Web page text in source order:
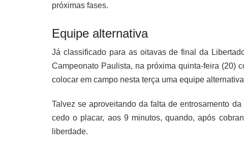
próximas fases.
Equipe alternativa
Já classificado para as oitavas de final da
Campeonato Paulista, na próxima quinta-feira (20)
colocar em campo nesta terça uma equipe
Talvez se aproveitando da falta de entrosamento
cedo o placar, aos 9 minutos, quando, após
liberdade.